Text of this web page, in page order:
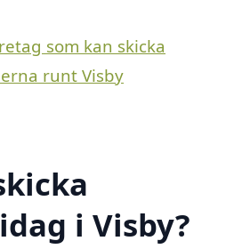
som kan skicka
runt Visby
i Visby?